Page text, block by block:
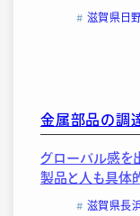
滋賀県日
金属部品の調
グローバル感を
製品と人も具体
滋賀県長